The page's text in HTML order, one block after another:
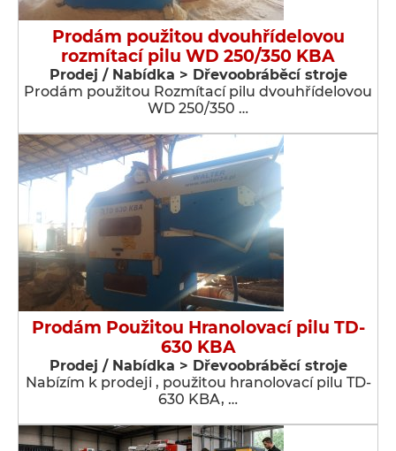
Prodám použitou dvouhřídelovou
rozmítací pilu WD 250/350 KBA
Prodej / Nabídka > Dřevoobráběcí stroje
Prodám použitou Rozmítací pilu dvouhřídelovou
WD 250/350 …
Prodám Použitou Hranolovací pilu TD-
630 KBA
Prodej / Nabídka > Dřevoobráběcí stroje
Nabízím k prodeji , použitou hranolovací pilu TD-
630 KBA, …